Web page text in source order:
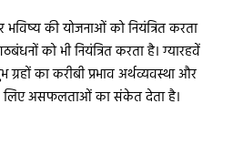
की योजनाओं को नियंत्रित करता
गठबंधनों को भी नियंत्रित करता है। ग्यारहवें
का करीबी प्रभाव अर्थव्यवस्था और
लिए असफलताओं का संकेत देता है।